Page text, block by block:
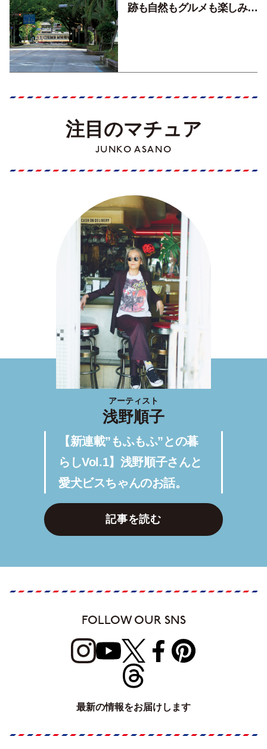
跡も自然もグルメも楽しみ尽
注目のマチュア
JUNKO ASANO
アーティスト
浅野順子
【新連載”もふもふ”との暮
らしVol.1】浅野順子さんと
愛犬ビスちゃんのお話。
記事を読む
FOLLOW OUR SNS
最新の情報をお届けします